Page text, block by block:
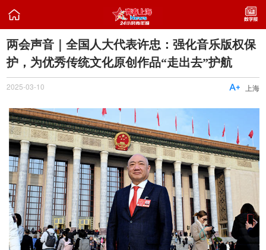

两会声音｜全国人大代表许忠：强化音乐版权保
护，为优秀传统文化原创作品“走出去”护航
2025-03-10 上海
